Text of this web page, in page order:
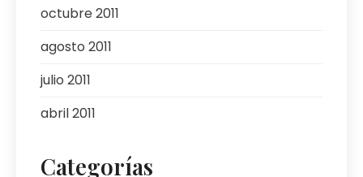
octubre 2011
agosto 2011
julio 2011
abril 2011
Categorías